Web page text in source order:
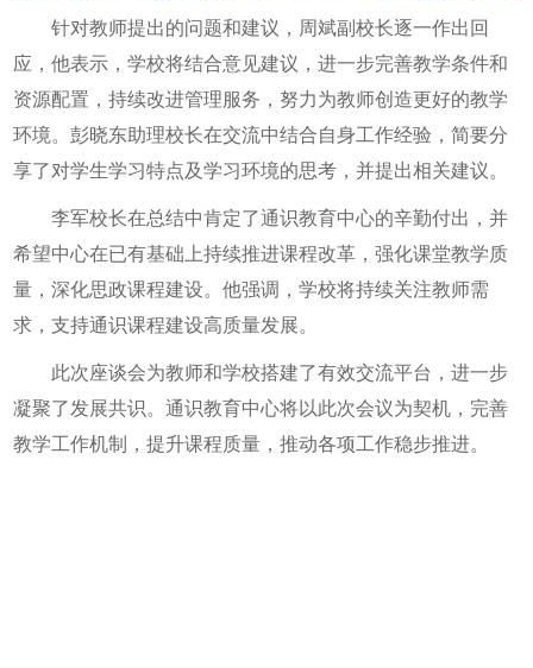
针对教师提出的问题和建议，周斌副校长逐一作出回
应，他表示，学校将结合意见建议，进一步完善教学条件和
资源配置，持续改进管理服务，努力为教师创造更好的教学
环境。彭晓东助理校长在交流中结合自身工作经验，简要分
享了对学生学习特点及学习环境的思考，并提出相关建议。
李军校长在总结中肯定了通识教育中心的辛勤付出，并
希望中心在已有基础上持续推进课程改革，强化课堂教学质
量，深化思政课程建设。他强调，学校将持续关注教师需
求，支持通识课程建设高质量发展。
此次座谈会为教师和学校搭建了有效交流平台，进一步
凝聚了发展共识。通识教育中心将以此次会议为契机，完善
教学工作机制，提升课程质量，推动各项工作稳步推进。